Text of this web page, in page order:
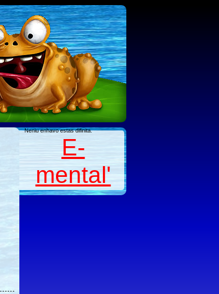
Neniu enhavo estas difinita.
E-
mental'